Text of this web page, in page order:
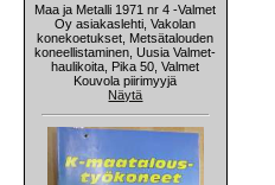
Maa ja Metalli 1971 nr 4 -Valmet
Oy asiakaslehti, Vakolan
konekoetukset, Metsätalouden
koneellistaminen, Uusia Valmet-
haulikoita, Pika 50, Valmet
Kouvola piirimyyjä
Näytä